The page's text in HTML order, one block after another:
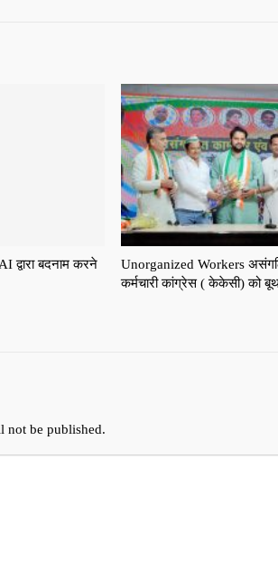
द्वारा बदनाम करने
Unorganized Workers
कर्मचारी कांग्रेस ( केकेसी) को
not be published.